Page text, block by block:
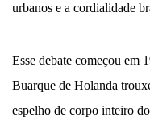
urbanos e a cordialidade
Esse debate começou em
Buarque de Holanda
espelho de corpo inteiro